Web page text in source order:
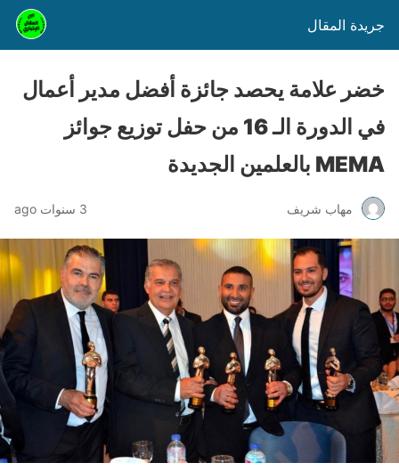
جريدة المقال
خضر علامة يحصد جائزة أفضل مدير أعمال
في الدورة الـ 16 من حفل توزيع جوائز
MEMA بالعلمين الجديدة
مهاب شريف 3 سنوات ago